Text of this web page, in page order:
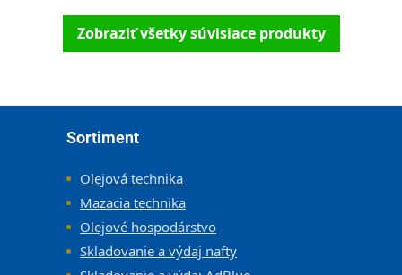
Zobraziť všetky súvisiace produkty
Sortiment
Olejová technika
Mazacia technika
Olejové hospodárstvo
Skladovanie a výdaj nafty